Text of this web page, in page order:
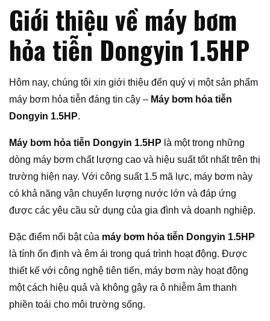
Giới thiệu về máy bơm
hỏa tiễn Dongyin 1.5HP
Hôm nay, chúng tôi xin giới thiệu đến quý vị một sản phẩm
máy bơm hỏa tiễn đáng tin cậy – Máy bơm hỏa tiễn
Dongyin 1.5HP.
Máy bơm hỏa tiễn Dongyin 1.5HP là một trong những
dòng máy bơm chất lượng cao và hiệu suất tốt nhất trên thị
trường hiện nay. Với công suất 1.5 mã lực, máy bơm này
có khả năng vận chuyển lượng nước lớn và đáp ứng
được các yêu cầu sử dụng của gia đình và doanh nghiệp.
Đặc điểm nổi bật của máy bơm hỏa tiễn Dongyin 1.5HP
là tính ổn định và êm ái trong quá trình hoạt động. Được
thiết kế với công nghệ tiên tiến, máy bơm này hoạt động
một cách hiệu quả và không gây ra ô nhiễm âm thanh
phiền toái cho môi trường sống.